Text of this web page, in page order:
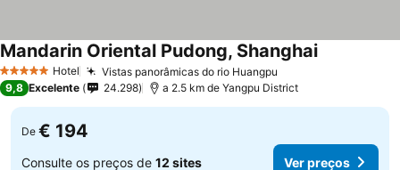
5 Estrelas Hotel Vistas panorâmicas do rio Huangpu
Mandarin Oriental Pudong, ShanghaiVer preços
9,8 Excelente 24.298 a 2.5 km de Yangpu District
De € 194
Consulte os preços de 12 sites Ver preços